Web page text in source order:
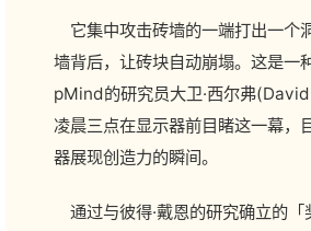
它集中攻击砖墙的一端打出一个
墙背后，让砖块自动崩塌。这是一
pMind的研究员大卫·西尔弗
凌晨三点在显示器前目睹这一幕，
器展现创造力的瞬间。
通过与彼得·戴恩的研究确立的